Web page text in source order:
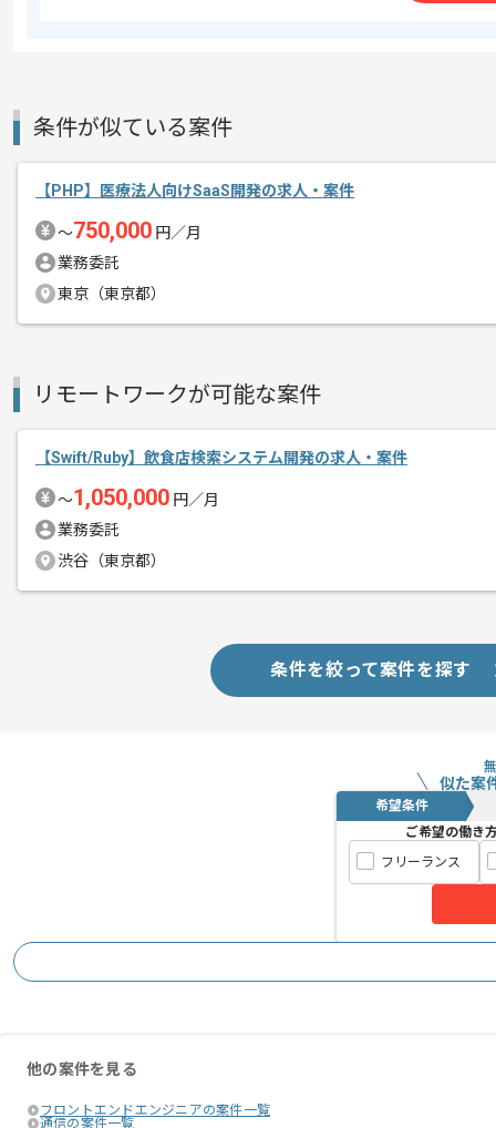
スキルに不安がある方へ
上記に似た経験やスキルをお持ちであれば
精算・お支払い
その他募集要項
商談回数
募集人数
1人
作業開始日
2021/06/01
エージェントからのコ
現場はスクラムを取り入れており、リ
既存のコードやシステム構成に関する
積極的にコミュニケーションを取り習得
条件が似ている案件
【PHP】医療法人向けSaaS開発の求人・案件
〜750,000 円／月
業務委託
東京（東京都）
リモートワークが可能な案件
【Swift/Ruby】飲食店検索システム開発の求人・案件
〜1,050,000 円／月
業務委託
渋谷（東京都）
条件を絞って案件を探す
似た案
希望条件
ご希望の働き
フリーランス
他の案件を見る
フロントエンドエンジニアの案件一覧
通信の案件一覧